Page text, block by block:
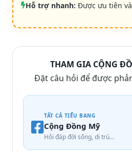
Hỗ trợ nhanh: Được ưu tiên
THAM GIA CỘNG
Đặt câu hỏi để được
TẤT CẢ TIỂU BANG
Cộng Đồng Mỹ
Hỏi đáp đời sống, di trú…